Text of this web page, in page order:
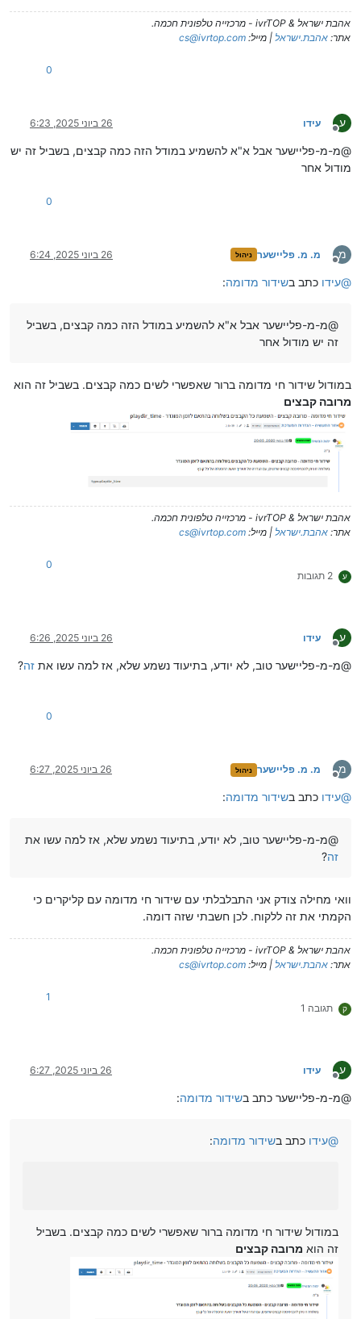
אהבת ישראל & ivrTOP - מרכזייה טלפונית חכמה.
אתר: אהבת.ישראל | מייל: cs@ivrtop.com
0
ע
מנותק
עידו 26 ביוני 2025, 6:23
@מ-מ-פליישער אבל א"א להשמיע במודל הזה כמה קבצים, בשביל זה יש
מודול אחר
0
מ
מנותק
מ. מ. פליישער ניהול 26 ביוני 2025, 6:24
@עידו כתב בשידור מדומה:
@מ-מ-פליישער אבל א"א להשמיע במודל הזה כמה קבצים, בשביל
זה יש מודול אחר
במודול שידור חי מדומה ברור שאפשרי לשים כמה קבצים. בשביל זה הוא
מרובה קבצים
אהבת ישראל & ivrTOP - מרכזייה טלפונית חכמה.
אתר: אהבת.ישראל | מייל: cs@ivrtop.com
ע 2 תגובות
0
ע
מנותק
עידו 26 ביוני 2025, 6:26
@מ-מ-פליישער טוב, לא יודע, בתיעוד נשמע שלא, אז למה עשו את זה?
0
מ
מנותק
מ. מ. פליישער ניהול 26 ביוני 2025, 6:27
@עידו כתב בשידור מדומה:
@מ-מ-פליישער טוב, לא יודע, בתיעוד נשמע שלא, אז למה עשו את
זה?
וואי מחילה צודק אני התבלבלתי עם שידור חי מדומה עם קליקרים כי
הקמתי את זה ללקוח. לכן חשבתי שזה דומה.
אהבת ישראל & ivrTOP - מרכזייה טלפונית חכמה.
אתר: אהבת.ישראל | מייל: cs@ivrtop.com
ק תגובה 1
1
ע
מנותק
עידו 26 ביוני 2025, 6:27
@מ-מ-פליישער כתב בשידור מדומה:
@עידו כתב בשידור מדומה:
במודול שידור חי מדומה ברור שאפשרי לשים כמה קבצים. בשביל
זה הוא מרובה קבצים